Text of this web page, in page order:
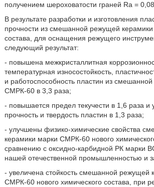
получением шероховатости граней Ra =
В результате разработки и изготовления
прочности из смешанной режущей керамики
состава, для оснащения режущего
следующий результат:
- повышена межкристаллитная
температурная износостойкость,
и работоспособность пластин из
СМРК-60 в 3,3 раза;
- повышается предел текучести в 1,6 раза и
прочность и твердость пластин в 1,3 раза;
- улучшены физико-химические свойства
керамики марки СМРК-60 нового
сравнению с оксидно-карбидной РК марки
нашей отечественной промышленностью и
- увеличена стойкость смешанной режущей
СМРК-60 нового химического состава, при